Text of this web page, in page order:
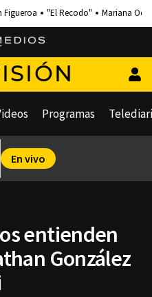
Figueroa "El Recodo" Mariana
Programas
En vivo
entienden
González